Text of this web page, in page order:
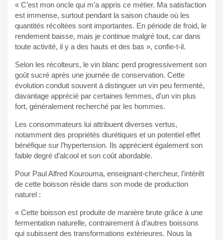
« C’est mon oncle qui m’a appris ce métier. Ma satisfaction
est immense, surtout pendant la saison chaude où les
quantités récoltées sont importantes. En période de froid, le
rendement baisse, mais je continue malgré tout, car dans
toute activité, il y a des hauts et des bas », confie-t-il.
Selon les récolteurs, le vin blanc perd progressivement son
goût sucré après une journée de conservation. Cette
évolution conduit souvent à distinguer un vin peu fermenté,
davantage apprécié par certaines femmes, d’un vin plus
fort, généralement recherché par les hommes.
Les consommateurs lui attribuent diverses vertus,
notamment des propriétés diurétiques et un potentiel effet
bénéfique sur l’hypertension. Ils apprécient également son
faible degré d’alcool et son coût abordable.
Pour Paul Alfred Kourouma, enseignant-chercheur, l’intérêt
de cette boisson réside dans son mode de production
naturel :
« Cette boisson est produite de manière brute grâce à une
fermentation naturelle, contrairement à d’autres boissons
qui subissent des transformations extérieures. Nous la